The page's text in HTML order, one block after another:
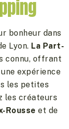
bonheur dans
Lyon. La Part-
connu, offrant
expérience
les petites
les créateurs
Rousse et de